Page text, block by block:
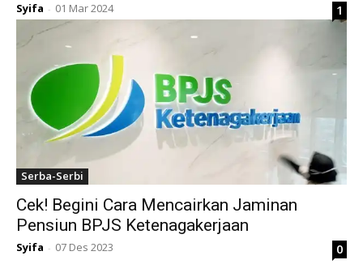
Syifa - 01 Mar 2024 1
Serba-Serbi
Cek! Begini Cara Mencairkan Jaminan
Pensiun BPJS Ketenagakerjaan
Syifa - 07 Des 2023 0